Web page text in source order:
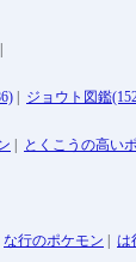
ジョウト図鑑
とくこうの高い
な行のポケモン は